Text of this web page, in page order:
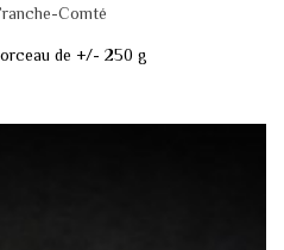
Comté
de +/- 250 g